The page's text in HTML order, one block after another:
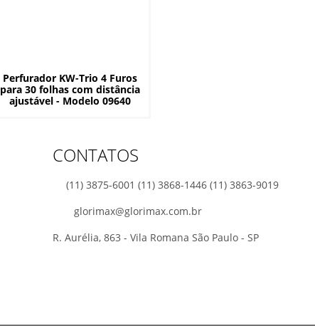
Perfurador KW-Trio 4 Furos
para 30 folhas com distância
ajustável - Modelo 09640
CONTATOS
(11) 3875-6001 (11) 3868-1446 (11) 3863-9019
glorimax@glorimax.com.br
R. Aurélia, 863 - Vila Romana São Paulo - SP